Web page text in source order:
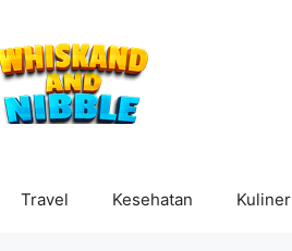
Travel Kesehatan Kuliner